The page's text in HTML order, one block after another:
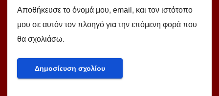
Αποθήκευσε το όνομά μου, email, και τον ιστότοπο
μου σε αυτόν τον πλοηγό για την επόμενη φορά που
θα σχολιάσω.